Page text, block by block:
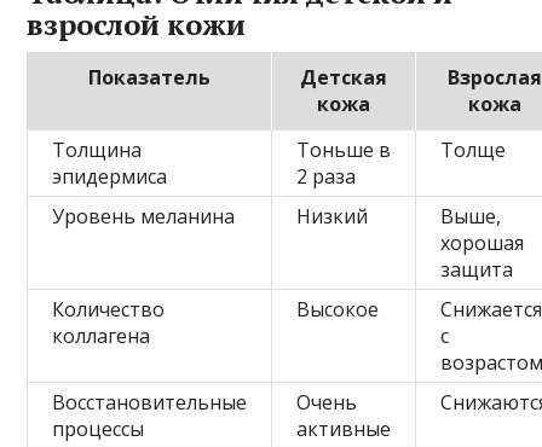
взрослой кожи
Показатель
Детская
кожа
Взрослая
кожа
Толщина
эпидермиса
Тоньше в
2 раза
Толще
Уровень меланина Низкий
Выше,
хорошая
защита
Количество
коллагена
Высокое
Снижается
с
Восстановительные
процессы
Очень
активные